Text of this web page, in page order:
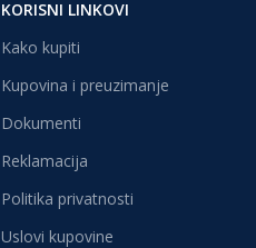
KORISNI LINKOVI
Kako kupiti
Kupovina i preuzimanje
Dokumenti
Reklamacija
Politika privatnosti
Uslovi kupovine